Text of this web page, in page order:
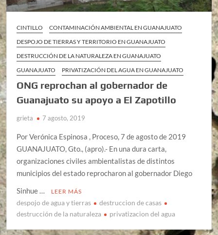
CINTILLO
CONTAMINACIÓN AMBIENTAL EN GUANAJUATO
DESPOJO DE TIERRAS Y TERRITORIO EN GUANAJUATO
DESTRUCCIÓN DE LA NATURALEZA EN GUANAJUATO
GUANAJUATO
PRIVATIZACIÓN DEL AGUA EN GUANAJUATO
ONG reprochan al gobernador de
Guanajuato su apoyo a El Zapotillo
grieta 7 agosto, 2019
Por Verónica Espinosa , Proceso, 7 de agosto de 2019
GUANAJUATO, Gto., (apro).- En una dura carta,
organizaciones civiles ambientalistas de distintos
municipios del estado reprocharon al gobernador Diego
Sinhue …
LEER MÁS
despojo de agua y tierras
destruccion de casas
destrucción de la naturaleza
privatizacion del agua